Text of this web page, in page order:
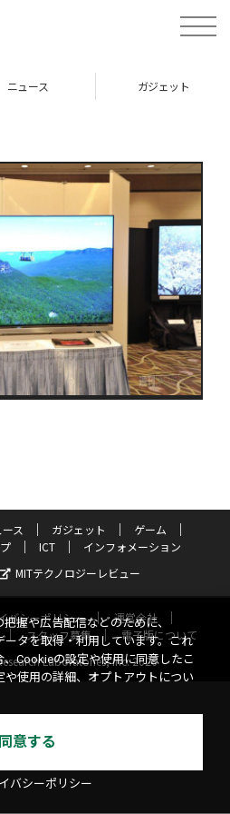
toggle
ニュース ガジェット
ス ガジェット
ゲーム
ICT
インフォメーション
MITテクノロジーレビュー
バシーポリシー
運営会社
スタッフ募集
電子版について
Laboratories, Inc. 2026
握や広告配信などのために、
タを取得・利用しています。これ
Cookieの設定や使用に同意したこ
や使用の詳細、オプトアウトについ
同意する
バシーポリシー